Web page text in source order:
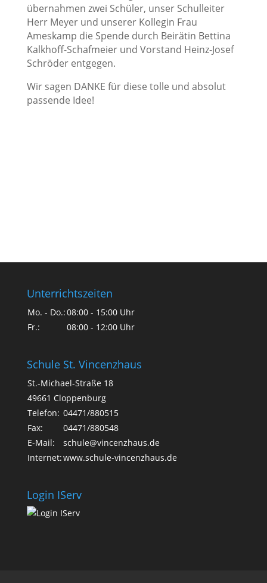
übernahmen zwei Schüler, unser Schulleiter
Herr Meyer und unserer Kollegin Frau
Ameskamp die Spende durch Beirätin Bettina
Kalkhoff-Schafmeier und Vorstand Heinz-Josef
Schröder entgegen.
Wir sagen DANKE für diese tolle und absolut
passende Idee!
Unterrichtszeiten
Mo. - Do.:08:00 - 15:00 Uhr
Fr.:
08:00 - 12:00 Uhr
Schule St. Vincenzhaus
St.-Michael-Straße 18
49661 Cloppenburg
Telefon: 04471/880515
Fax:
04471/880548
E-Mail:
schule@vincenzhaus.de
Internet:www.schule-vincenzhaus.de
Login IServ